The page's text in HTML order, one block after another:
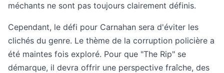
méchants ne sont pas toujours clairement définis.
Cependant, le défi pour Carnahan sera d'éviter les
clichés du genre. Le thème de la corruption policière a
été maintes fois exploré. Pour que "The Rip" se
démarque, il devra offrir une perspective fraîche, des